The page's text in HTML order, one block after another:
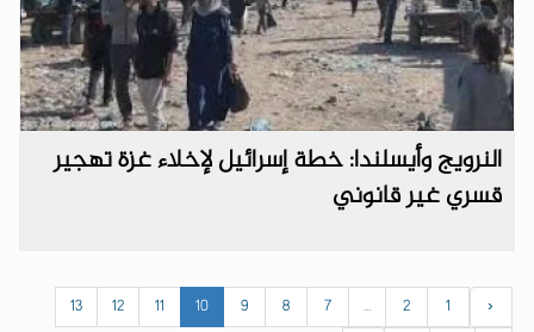
النرويج وأيسلندا: خطة إسرائيل لإخلاء غزة تهجير
قسري غير قانوني
‹
1
2
...
7
8
9
10
11
12
13